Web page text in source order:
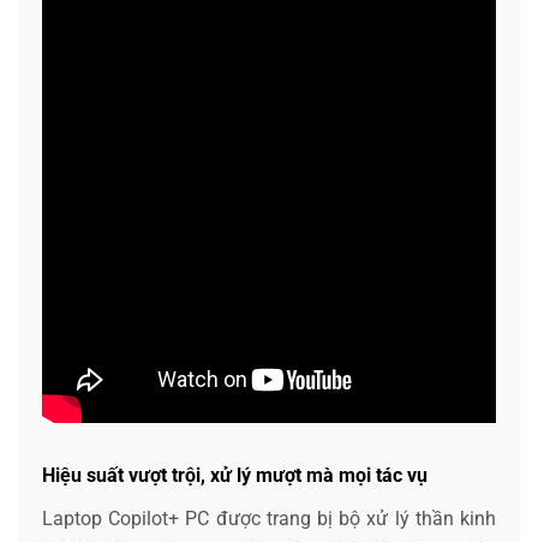
Hiệu suất vượt trội, xử lý mượt mà mọi tác vụ
Laptop Copilot+ PC được trang bị bộ xử lý thần kinh